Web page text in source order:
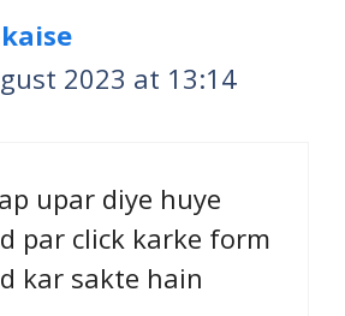
2023 at 13:14
upar diye huye
par click karke form
kar sakte hain